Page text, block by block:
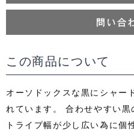
この商品について
オーソドックスな黒にシャー
れています。 合わせやすい
トライプ幅が少し広い為に個